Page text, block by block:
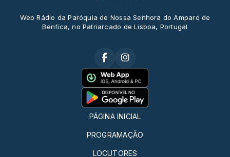
Web Rádio da Paróquia de Nossa Senhora do Amparo de
Benfica, no Patriarcado de Lisboa, Portugal
PÁGINA INICIAL
PROGRAMAÇÃO
LOCUTORES